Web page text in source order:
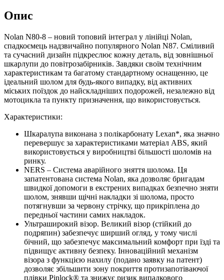
Опис
Nolan N80-8 – новий топовий інтеграл у лінійці Nolan,
спадкоємець надзвичайно популярного Nolan N87. Сміливий
та сучасний дизайн підкреслює кожну деталь, від зовнішньої
шкарлупи до повітрозабірників. Завдяки своїм технічним
характеристикам та багатому стандартному оснащенню, це
ідеальний шолом для будь-якого випадку, від активних
міських поїздок до найскладніших подорожей, незалежно від
мотоцикла та пункту призначення, що використовується.
Характеристики:
Шкаралупа виконана з полікарбонату Lexan*, яка значно
перевершує за характеристиками матеріал ABS, який
використовується у виробництві більшості шоломів на
ринку.
NERS – Система аварійного зняття шолома. Ця
запатентована система Nolan, яка дозволяє бригадам
швидкої допомоги в екстрених випадках безпечно зняти
шолом, знявши щічні накладки зі шолома, просто
потягнувши за червону стрічку, що прикріплена до
передньої частини самих накладок.
Ультраширокий візор. Великий візор (стійкий до
подряпин) забезпечує ширший огляд, у тому числі
бічний, що забезпечує максимальний комфорт при їзді та
підвищує активну безпеку. Інноваційний механізм
візора з функцією нахилу (подано заявку на патент)
дозволяє збільшити зону покриття протизапотіваючої
плівки Pinlock® та знижує ризик випадкового